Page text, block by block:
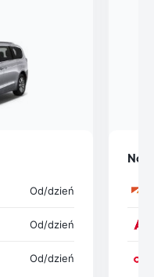
Od/dzień
Od/dzień
Od/dzień